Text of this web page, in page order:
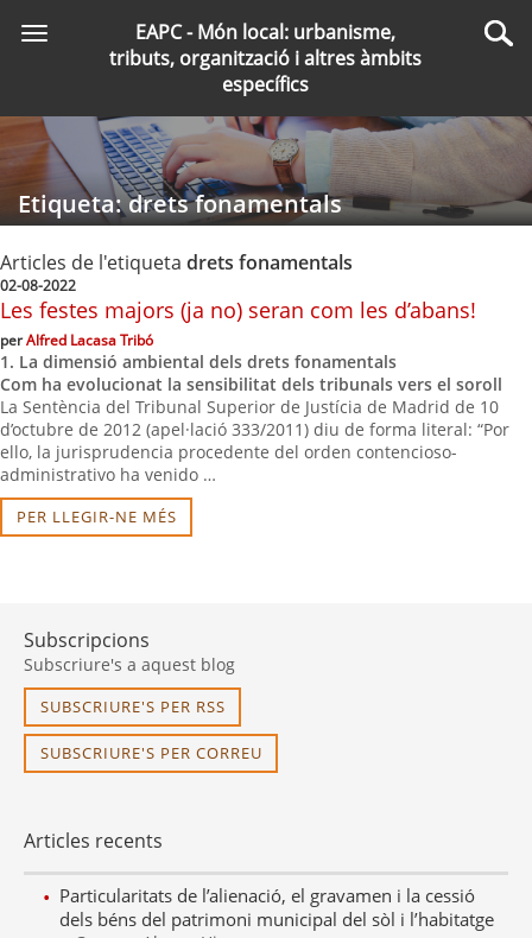
Toggle
navigation
EAPC - Món local: urbanisme,
tributs, organització i altres àmbits
específics
Etiqueta: drets fonamentals
Articles de l'etiqueta drets fonamentals
02-08-2022
Les festes majors (ja no) seran com les d’abans!
perAlfred Lacasa Tribó
1. La dimensió ambiental dels drets fonamentals
Com ha evolucionat la sensibilitat dels tribunals vers el soroll
La Sentència del Tribunal Superior de Justícia de Madrid de 10
d’octubre de 2012 (apel·lació 333/2011) diu de forma literal: “Por
ello, la jurisprudencia procedente del orden contencioso-
administrativo ha venido …
PER LLEGIR-NE MÉS
Subscripcions
Subscriure's a aquest blog
SUBSCRIURE'S PER RSS
SUBSCRIURE'S PER CORREU
Articles recents
Particularitats de l’alienació, el gravamen i la cessió
dels béns del patrimoni municipal del sòl i l’habitatge